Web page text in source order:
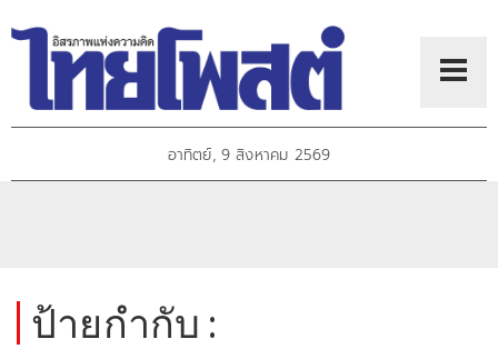
อาทิตย์, 9 สิงหาคม 2569
ป้ายกำกับ :